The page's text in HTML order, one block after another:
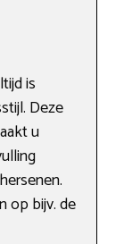
is
Deze
u
op bijv. de